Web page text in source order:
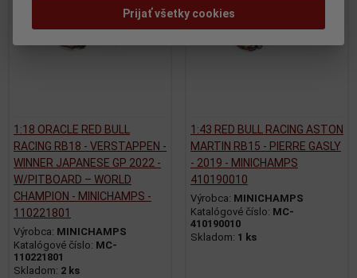
1:18 ORACLE RED BULL
RACING RB18 - VERSTAPPEN -
WINNER JAPANESE GP 2022 -
W/PITBOARD – WORLD
CHAMPION - MINICHAMPS -
110221801
Výrobca: MINICHAMPS
Katalógové číslo: MC-
110221801
Skladom: 2 ks
1:43 RED BULL RACING ASTON
MARTIN RB15 - PIERRE GASLY
- 2019 - MINICHAMPS
410190010
Výrobca: MINICHAMPS
Katalógové číslo: MC-
410190010
Skladom: 1 ks
Prijať všetky cookies